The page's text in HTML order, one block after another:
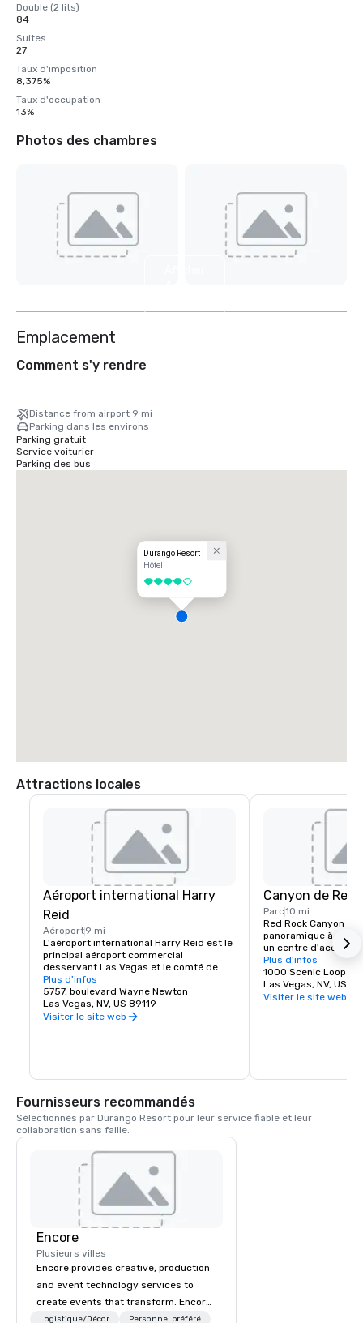
Double (2 lits)
84
Suites
27
Taux d'imposition
8,375%
Taux d'occupation
13%
Photos des chambres
Emplacement
Comment s'y rendre
Distance from airport 9 mi
Parking dans les environs
Parking gratuit
Service voiturier
Parking des bus
Durango Resort
Hôtel
4 sur 5
Attractions locales
Aéroport international Harry
Reid
Aéroport9 mi
L'aéroport international Harry Reid est le
principal aéroport commercial
desservant Las Vegas et le comté de
Clark, dans le Nevada, aux États-Unis.
L'aéroport se trouve à huit kilomètres au
sud du centre-ville de Las Vegas, dans
la zone non incorporée de Paradise, dans
Plus d'infos
5757, boulevard Wayne Newton
Las Vegas, NV, US 89119
Visiter le site web
Canyon de Red
Parc10 mi
Red Rock Canyon
panoramique à sens
un centre d'accueil
informations et des
les possibilités de
etc.
Plus d'infos
1000 Scenic Loop Dr.
Las Vegas, NV, US
Visiter le site web
Fournisseurs recommandés
Sélectionnés par Durango Resort pour leur service fiable et leur
collaboration sans faille.
Encore
Plusieurs villes
Encore provides creative, production
and event technology services to
create events that transform. Encore
creates memorable event experiences
Logistique/Décor Personnel préféré